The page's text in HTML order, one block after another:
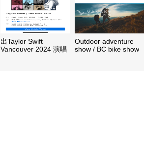
出Taylor Swift
Vancouver 2024 演唱
Outdoor adventure
show / BC bike show